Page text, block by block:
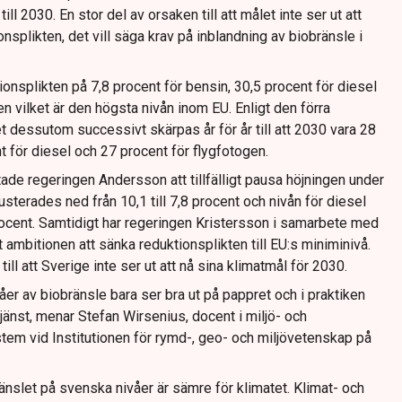
2030. En stor del av orsaken till att målet inte ser ut att
det vill säga krav på inblandning av biobränsle i
på 7,8 procent för bensin, 30,5 procent för diesel
vilket är den högsta nivån inom EU. Enligt den förra
dessutom successivt skärpas år för år till att 2030 vara 28
för diesel och 27 procent för flygfotogen.
regeringen Andersson att tillfälligt pausa höjningen under
ned från 10,1 till 7,8 procent och nivån för diesel
Samtidigt har regeringen Kristersson i samarbete med
att sänka reduktionsplikten till EU:s miniminivå.
att Sverige inte ser ut att nå sina klimatmål för 2030.
av biobränsle bara ser bra ut på pappret och i praktiken
menar Stefan Wirsenius, docent i miljö- och
vid Institutionen för rymd-, geo- och miljövetenskap på
på svenska nivåer är sämre för klimatet. Klimat- och